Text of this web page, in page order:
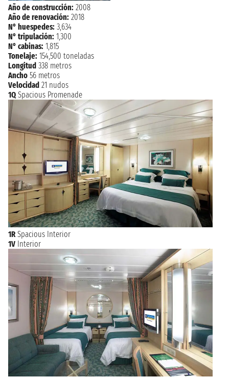
Año de construcción: 2008
Año de renovación: 2018
N° huespedes: 3,634
N° tripulación: 1,300
N° cabinas: 1,815
Tonelaje: 154,500 toneladas
Longitud 338 metros
Ancho 56 metros
Velocidad 21 nudos
1Q Spacious Promenade
1R Spacious Interior
1V Interior